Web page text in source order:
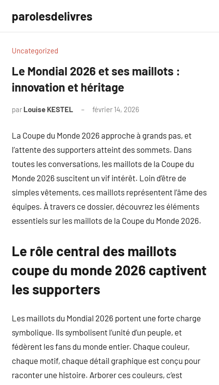
contenu
parolesdelivres
Uncategorized
Le Mondial 2026 et ses maillots :
innovation et héritage
par Louise KESTEL février 14, 2026
La Coupe du Monde 2026 approche à grands pas, et
l’attente des supporters atteint des sommets. Dans
toutes les conversations, les maillots de la Coupe du
Monde 2026 suscitent un vif intérêt. Loin d’être de
simples vêtements, ces maillots représentent l’âme des
équipes. À travers ce dossier, découvrez les éléments
essentiels sur les maillots de la Coupe du Monde 2026.
Le rôle central des maillots
coupe du monde 2026 captivent
les supporters
Les maillots du Mondial 2026 portent une forte charge
symbolique. Ils symbolisent l’unité d’un peuple, et
fédèrent les fans du monde entier. Chaque couleur,
chaque motif, chaque détail graphique est conçu pour
raconter une histoire. Arborer ces couleurs, c’est